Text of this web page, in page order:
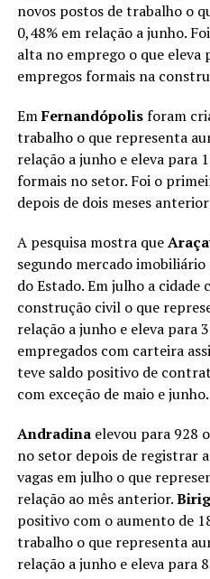
novos postos de trabalho o
0,48% em relação a junho.
alta no emprego o que eleva
empregos formais na
EmFernandópolisforam
trabalho o que representa
relação a junho e eleva para
formais no setor. Foi o
depois de dois meses
A pesquisa mostra que
segundo mercado
do Estado. Em julho a cidade
construção civil o que
relação a junho e eleva para
empregados com carteira
teve saldo positivo de
com exceção de maio e junho.
Andradina elevou para 928
no setor depois de registrar
vagas em julho o que
relação ao mês anterior.
positivo com o aumento de
trabalho o que representa
relação a junho e eleva para